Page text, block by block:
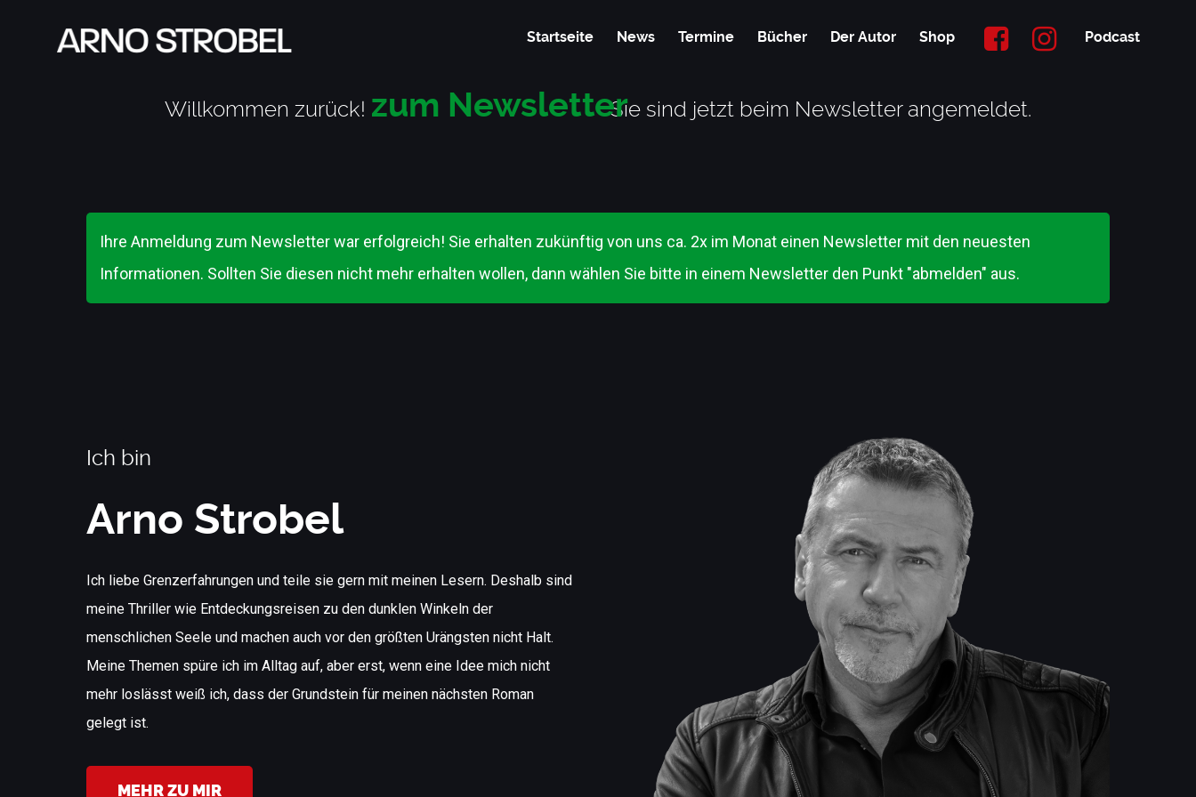
Startseite News Termine Bücher Der Autor Shop Podcast
Willkommen zurück! zum NewsletterSie sind jetzt beim Newsletter angemeldet.
Ihre Anmeldung zum Newsletter war erfolgreich! Sie erhalten zukünftig von uns ca. 2x im Monat einen Newsletter mit den neuesten
Informationen. Sollten Sie diesen nicht mehr erhalten wollen, dann wählen Sie bitte in einem Newsletter den Punkt "abmelden" aus.
Ich bin
Arno Strobel
Ich liebe Grenzerfahrungen und teile sie gern mit meinen Lesern. Deshalb sind
meine Thriller wie Entdeckungsreisen zu den dunklen Winkeln der
menschlichen Seele und machen auch vor den größten Urängsten nicht Halt.
Meine Themen spüre ich im Alltag auf, aber erst, wenn eine Idee mich nicht
mehr loslässt weiß ich, dass der Grundstein für meinen nächsten Roman
gelegt ist.
MEHR ZU MIR